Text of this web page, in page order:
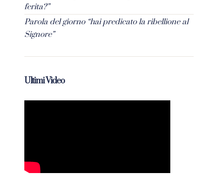
ferita?”
Parola del giorno “hai predicato la ribellione al
Signore”
Ultimi Video